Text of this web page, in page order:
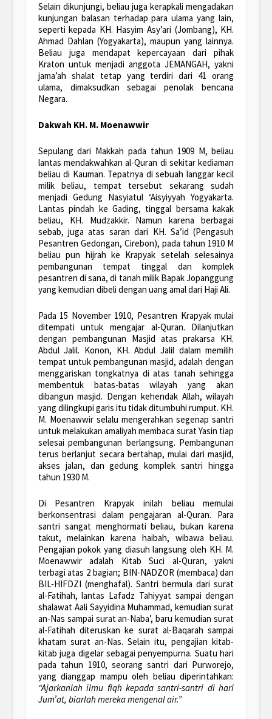
Selain dikunjungi, beliau juga kerapkali mengadakan
kunjungan balasan terhadap para ulama yang lain,
seperti kepada KH. Hasyim Asy’ari (Jombang), KH.
Ahmad Dahlan (Yogyakarta), maupun yang lainnya.
Beliau juga mendapat kepercayaan dari pihak
Kraton untuk menjadi anggota JEMANGAH, yakni
jama’ah shalat tetap yang terdiri dari 41 orang
ulama, dimaksudkan sebagai penolak bencana
Negara.
Dakwah KH. M. Moenawwir
Sepulang dari Makkah pada tahun 1909 M, beliau
lantas mendakwahkan al-Quran di sekitar kediaman
beliau di Kauman. Tepatnya di sebuah langgar kecil
milik beliau, tempat tersebut sekarang sudah
menjadi Gedung Nasyiatul ‘Aisyiyyah Yogyakarta.
Lantas pindah ke Gading, tinggal bersama kakak
beliau, KH. Mudzakkir. Namun karena berbagai
sebab, juga atas saran dari KH. Sa’id (Pengasuh
Pesantren Gedongan, Cirebon), pada tahun 1910 M
beliau pun hijrah ke Krapyak setelah selesainya
pembangunan tempat tinggal dan komplek
pesantren di sana, di tanah milik Bapak Jopanggung
yang kemudian dibeli dengan uang amal dari Haji Ali.
Pada 15 November 1910, Pesantren Krapyak mulai
ditempati untuk mengajar al-Quran. Dilanjutkan
dengan pembangunan Masjid atas prakarsa KH.
Abdul Jalil. Konon, KH. Abdul Jalil dalam memilih
tempat untuk pembangunan masjid, adalah dengan
menggariskan tongkatnya di atas tanah sehingga
membentuk batas-batas wilayah yang akan
dibangun masjid. Dengan kehendak Allah, wilayah
yang dilingkupi garis itu tidak ditumbuhi rumput. KH.
M. Moenawwir selalu mengerahkan segenap santri
untuk melakukan amaliyah membaca surat Yasin tiap
selesai pembangunan berlangsung. Pembangunan
terus berlanjut secara bertahap, mulai dari masjid,
akses jalan, dan gedung komplek santri hingga
tahun 1930 M.
Di Pesantren Krapyak inilah beliau memulai
berkonsentrasi dalam pengajaran al-Quran. Para
santri sangat menghormati beliau, bukan karena
takut, melainkan karena haibah, wibawa beliau.
Pengajian pokok yang diasuh langsung oleh KH. M.
Moenawwir adalah Kitab Suci al-Quran, yakni
terbagi atas 2 bagian; BIN-NADZOR (membaca) dan
BIL-HIFDZI (menghafal). Santri bermula dari surat
al-Fatihah, lantas Lafadz Tahiyyat sampai dengan
shalawat Aali Sayyidina Muhammad, kemudian surat
an-Nas sampai surat an-Naba’, baru kemudian surat
al-Fatihah diteruskan ke surat al-Baqarah sampai
khatam surat an-Nas. Selain itu, pengajian kitab-
kitab juga digelar sebagai penyempurna. Suatu hari
pada tahun 1910, seorang santri dari Purworejo,
yang dianggap mampu oleh beliau diperintahkan:
“Ajarkanlah ilmu fiqh kepada santri-santri di hari
Jum’at, biarlah mereka mengenal air.”